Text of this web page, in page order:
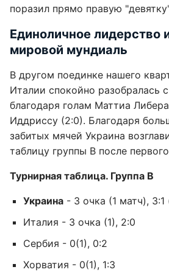
поразил прямо правую
Единоличное лидерство
мировой мундиаль
В другом поединке нашего
Италии спокойно разобралась
благодаря голам Маттиа
Иддриссу (2:0). Благодаря
забитых мячей Украина
таблицу группы B после
Турнирная таблица. Группа B
Украина - 3 очка (1 матч), 3:1
Италия - 3 очка (1), 2:0
Сербия - 0(1), 0:2
Хорватия - 0(1), 1:3